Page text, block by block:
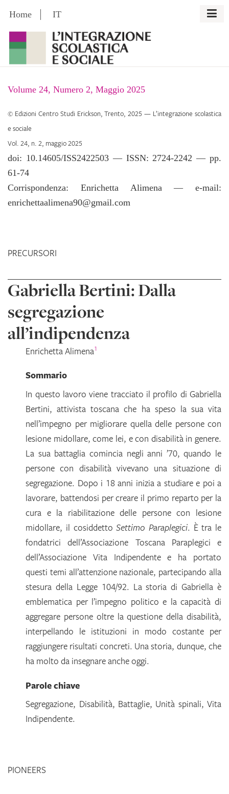
Home IT
Volume 24, Numero 2, Maggio 2025
© Edizioni Centro Studi Erickson, Trento, 2025 — L’integrazione scolastica
e sociale
Vol. 24, n. 2, maggio 2025
doi: 10.14605/ISS2422503— ISSN: 2724-2242— pp.
61-74
Corrispondenza: Enrichetta Alimena — e-mail:
enrichettaalimena90@gmail.com
PRECURSORI
Gabriella Bertini: Dalla
segregazione
all’indipendenza
EnrichettaAlimena1
Sommario
In questo lavoro viene tracciato il profilo di Gabriella
Bertini, attivista toscana che ha speso la sua vita
nell’impegno per migliorare quella delle persone con
lesione midollare, come lei, e con disabilità in genere.
La sua battaglia comincia negli anni ’70, quando le
persone con disabilità vivevano una situazione di
segregazione. Dopo i 18 anni inizia a studiare e poi a
lavorare, battendosi per creare il primo reparto per la
cura e la riabilitazione delle persone con lesione
midollare, il cosiddettoSettimo Paraplegici. È tra le
fondatrici dell’Associazione Toscana Paraplegici e
dell’Associazione Vita Indipendente e ha portato
questi temi all’attenzione nazionale, partecipando alla
stesura della Legge 104/92. La storia di Gabriella è
emblematica per l’impegno politico e la capacità di
aggregare persone oltre la questione della disabilità,
interpellando le istituzioni in modo costante per
raggiungere risultati concreti. Una storia, dunque, che
ha molto da insegnare anche oggi.
Parole chiave
Segregazione, Disabilità, Battaglie, Unità spinali, Vita
Indipendente.
PIONEERS